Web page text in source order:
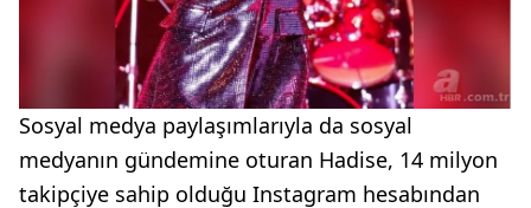
Sosyal medya paylaşımlarıyla da sosyal
medyanın gündemine oturan Hadise, 14 milyon
takipçiye sahip olduğu Instagram hesabından